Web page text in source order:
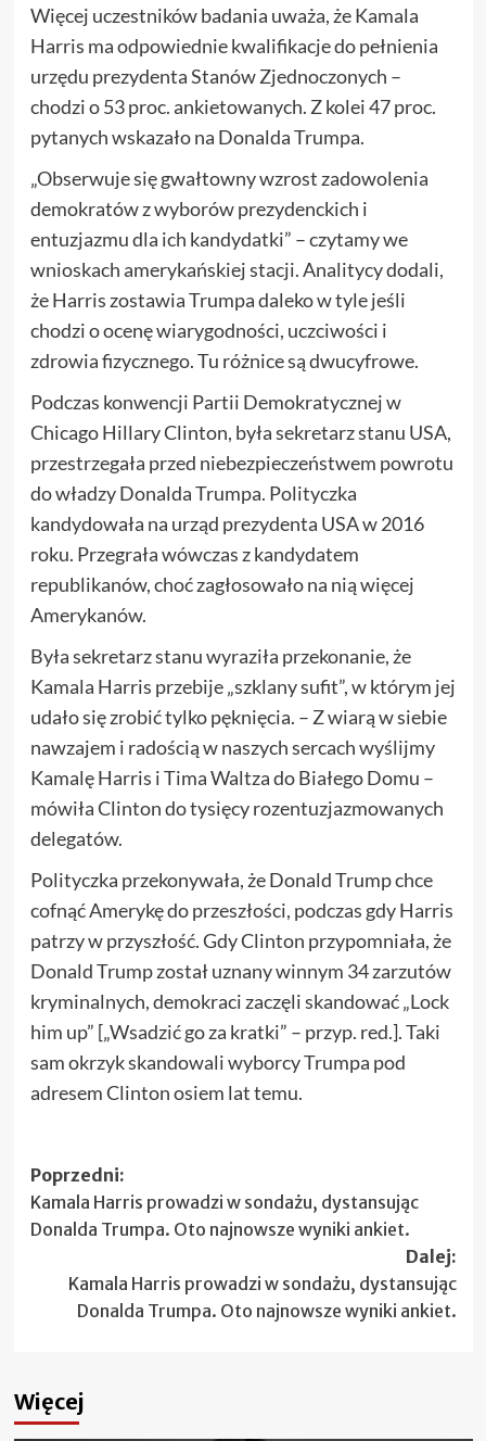
Więcej uczestników badania uważa, że Kamala
Harris ma odpowiednie kwalifikacje do pełnienia
urzędu prezydenta Stanów Zjednoczonych –
chodzi o 53 proc. ankietowanych. Z kolei 47 proc.
pytanych wskazało na Donalda Trumpa.
„Obserwuje się gwałtowny wzrost zadowolenia
demokratów z wyborów prezydenckich i
entuzjazmu dla ich kandydatki” – czytamy we
wnioskach amerykańskiej stacji. Analitycy dodali,
że Harris zostawia Trumpa daleko w tyle jeśli
chodzi o ocenę wiarygodności, uczciwości i
zdrowia fizycznego. Tu różnice są dwucyfrowe.
Podczas konwencji Partii Demokratycznej w
Chicago Hillary Clinton, była sekretarz stanu USA,
przestrzegała przed niebezpieczeństwem powrotu
do władzy Donalda Trumpa. Polityczka
kandydowała na urząd prezydenta USA w 2016
roku. Przegrała wówczas z kandydatem
republikanów, choć zagłosowało na nią więcej
Amerykanów.
Była sekretarz stanu wyraziła przekonanie, że
Kamala Harris przebije „szklany sufit”, w którym jej
udało się zrobić tylko pęknięcia. – Z wiarą w siebie
nawzajem i radością w naszych sercach wyślijmy
Kamalę Harris i Tima Waltza do Białego Domu –
mówiła Clinton do tysięcy rozentuzjazmowanych
delegatów.
Polityczka przekonywała, że Donald Trump chce
cofnąć Amerykę do przeszłości, podczas gdy Harris
patrzy w przyszłość. Gdy Clinton przypomniała, że
Donald Trump został uznany winnym 34 zarzutów
kryminalnych, demokraci zaczęli skandować „Lock
him up” [„Wsadzić go za kratki” – przyp. red.]. Taki
sam okrzyk skandowali wyborcy Trumpa pod
adresem Clinton osiem lat temu.
Zobacz
wpisy
Poprzedni:
Kamala Harris prowadzi w sondażu, dystansując
Donalda Trumpa. Oto najnowsze wyniki ankiet.
Dalej:
Kamala Harris prowadzi w sondażu, dystansując
Donalda Trumpa. Oto najnowsze wyniki ankiet.
Więcej